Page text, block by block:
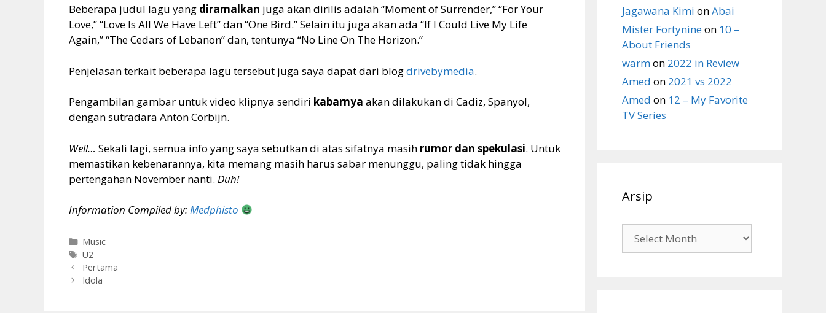
Beberapa judul lagu yang diramalkan juga akan dirilis adalah “Moment of Surrender,” “For Your
Love,” “Love Is All We Have Left” dan “One Bird.” Selain itu juga akan ada “If I Could Live My Life
Again,” “The Cedars of Lebanon” dan, tentunya “No Line On The Horizon.”
Penjelasan terkait beberapa lagu tersebut juga saya dapat dari blogdrivebymedia.
Pengambilan gambar untuk video klipnya sendiri kabarnya akan dilakukan di Cadiz, Spanyol,
dengan sutradara Anton Corbijn.
Well… Sekali lagi, semua info yang saya sebutkan di atas sifatnya masih rumor dan spekulasi. Untuk
memastikan kebenarannya, kita memang masih harus sabar menunggu, paling tidak hingga
pertengahan November nanti. Duh!
Information Compiled by:Medphisto
Categories
Music
Tags
U2
Pertama
Idola
Jagawana Kimi onAbai
Mister Fortynineon 10 –
About Friends
warmon 2022 in Review
Amed on 2021 vs 2022
Amed on 12 – My Favorite
TV Series
Arsip